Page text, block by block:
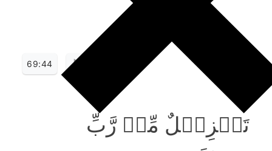
69:44
تَنۡزِیۡلٌ مِّنۡ رَّبِّ